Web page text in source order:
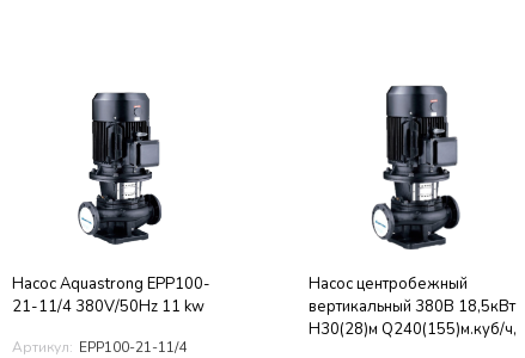
Насос Aquastrong EPP100-
21-11/4 380V/50Hz 11 kw
Артикул: EPP100-21-11/4
Насос центробежный
вертикальный 380В 18,5кВт
H30(28)м Q240(155)м.куб/ч,